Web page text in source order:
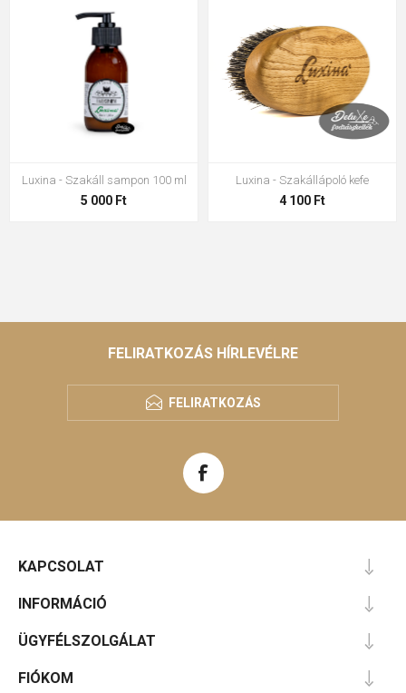
Luxina - Szakáll sampon 100 ml
5 000 Ft
Luxina - Szakállápoló kefe
4 100 Ft
FELIRATKOZÁS HÍRLEVÉLRE
FELIRATKOZÁS
KAPCSOLAT
INFORMÁCIÓ
ÜGYFÉLSZOLGÁLAT
FIÓKOM